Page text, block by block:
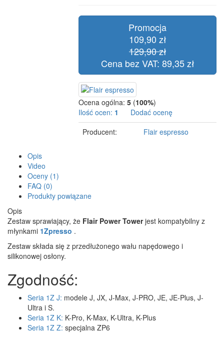
Promocja
109,90 zł
129,90 zł
Cena bez VAT: 89,35 zł
Ocena ogólna: 5 (100%)
Ilość ocen: 1
Dodać ocenę
Producent:
Flair espresso
Opis
Video
Oceny (1)
FAQ (0)
Produkty powiązane
Opis
Zestaw sprawiający, że Flair Power Towerjest kompatybilny z
młynkami 1Zpresso .
Zestaw składa się z przedłużonego wału napędowego i
silikonowej osłony.
Zgodność:
Seria 1Z J: modele J, JX, J-Max, J-PRO, JE, JE-Plus, J-
Ultra i S.
Seria 1Z K: K-Pro, K-Max, K-Ultra, K-Plus
Seria 1Z Z: specjalna ZP6